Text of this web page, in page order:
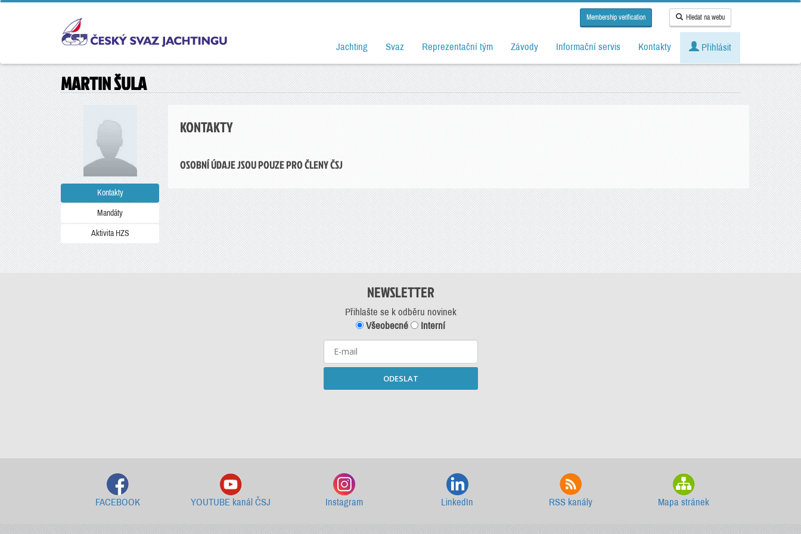
Membership verification Hledat na webu
Jachting Svaz Reprezentační tým Závody Informační servis Kontakty Přihlásit
MARTIN ŠULA
Kontakty
Mandáty
Aktivita HZS
KONTAKTY
OSOBNÍ ÚDAJE JSOU POUZE PRO ČLENY ČSJ
NEWSLETTER
Přihlašte se k odběru novinek
Všeobecné
Interní
ODESLAT
FACEBOOK YOUTUBE kanál ČSJ Instagram LinkedIn RSS kanály Mapa stránek